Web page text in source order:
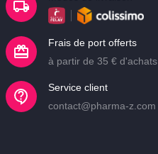
Frais de port offerts
à partir de 35 € d'achats
Service client
contact@pharma-z.com